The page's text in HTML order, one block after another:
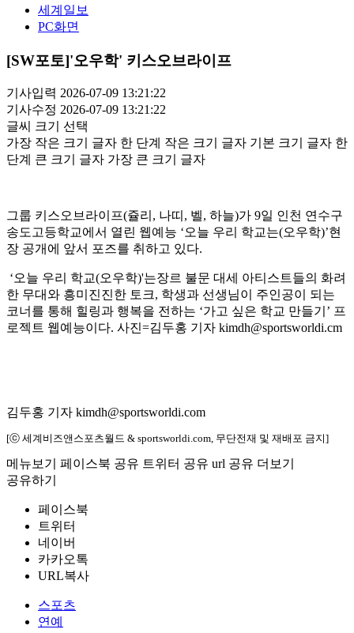
세계일보
PC화면
[SW포토]'오우학' 키스오브라이프
기사입력 2026-07-09 13:21:22
기사수정 2026-07-09 13:21:22
글씨 크기 선택
가장 작은 크기 글자 한 단계 작은 크기 글자 기본 크기 글자 한
단계 큰 크기 글자 가장 큰 크기 글자
그룹 키스오브라이프(쥴리, 나띠, 벨, 하늘)가 9일 인천 연수구
송도고등학교에서 열린 웹예능 ‘오늘 우리 학교는(오우학)’현
장 공개에 앞서 포즈를 취하고 있다.
‘오늘 우리 학교(오우학)'는장르 불문 대세 아티스트들의 화려
한 무대와 흥미진진한 토크, 학생과 선생님이 주인공이 되는
코너를 통해 힐링과 행복을 전하는 ‘가고 싶은 학교 만들기’ 프
로젝트 웹예능이다. 사진=김두홍 기자 kimdh@sportsworldi.cm
김두홍 기자 kimdh@sportsworldi.com
[ⓒ 세계비즈앤스포츠월드 & sportsworldi.com, 무단전재 및 재배포 금지]
메뉴보기 페이스북 공유 트위터 공유 url 공유 더보기
공유하기
페이스북
트위터
네이버
카카오톡
URL복사
스포츠
연예